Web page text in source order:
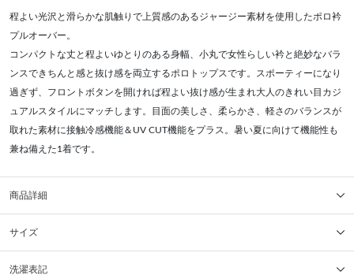
程よい光沢と滑らかな肌触りで上質感のあるジャージー素材を使用したポロ衿
プルオーバー。
コンパクトな丈と程よいゆとりのある身幅、小丸で女性らしい衿と絶妙なバラ
ンスできちんと感と抜け感を両立するポロトップスです。スポーティーになり
過ぎず、フロントボタンを開ければ程よい抜け感が生まれ大人のきれい目カジ
ュアルスタイルにマッチします。目面の美しさ、柔らかさ、軽さのバランスが
取れた素材に接触冷感機能＆UV CUT機能をプラス。暑い夏に向けて機能性も
兼ね備えた1着です。
商品詳細
サイズ
洗濯表記